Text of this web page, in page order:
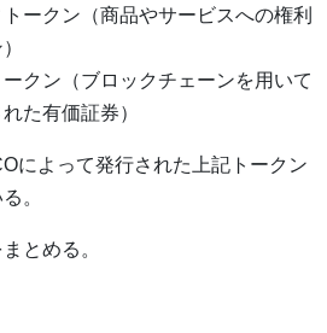
ークン（商品やサービスへの権利
クン（ブロックチェーンを用いて
た有価証券）
によって発行された上記トークン
。
とめる。